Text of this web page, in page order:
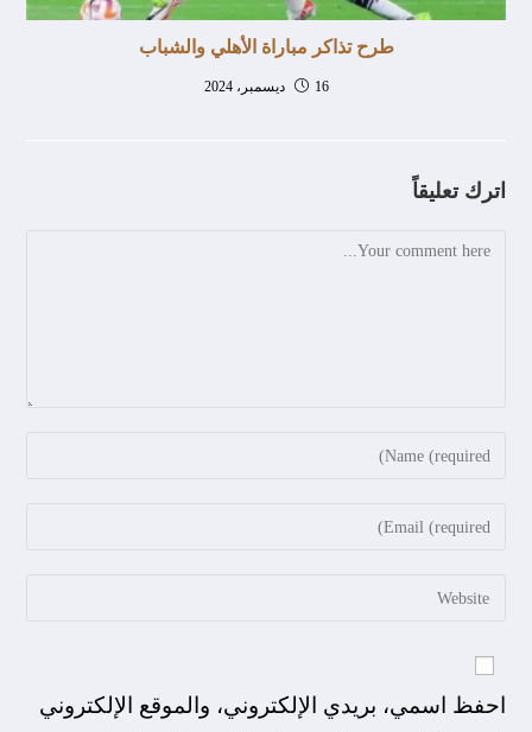
طرح تذاكر مباراة الأهلي والشباب
16 ديسمبر، 2024
اترك تعليقاً
احفظ اسمي، بريدي الإلكتروني، والموقع الإلكتروني